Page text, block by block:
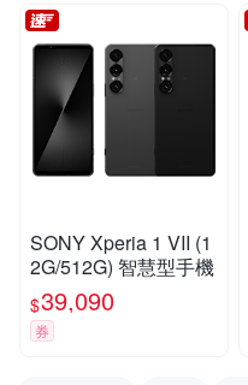
SONY Xperia 1 VII (1
2G/512G) 智慧型手機
$39,090
券